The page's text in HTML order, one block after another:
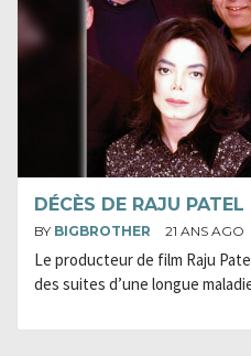
DÉCÈS DE RAJU PATEL
BY BIGBROTHER 21 ANS AGO
Le producteur de film Raju
des suites d’une longue